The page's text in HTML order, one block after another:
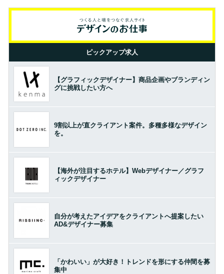
ピックアップ求人
【グラフィックデザイナー】商品企画やブランディン
グに挑戦したい方へ
9割以上が直クライアント案件。多種多様なデザイン
を。
【海外が注目するホテル】Webデザイナー／グラフ
ィックデザイナー
自分が考えたアイデアをクライアントへ提案したい
AD&デザイナー募集
「かわいい」が大好き！トレンドを形にする仲間を募
集中